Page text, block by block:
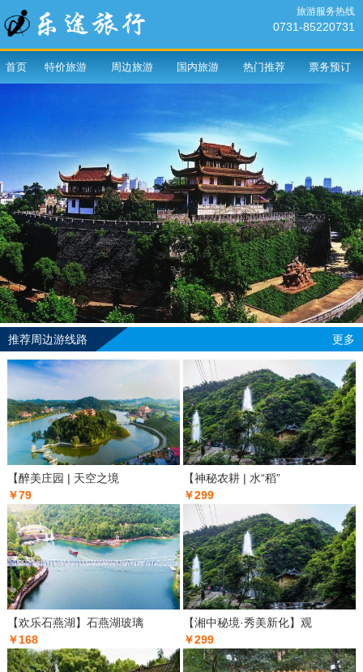
旅游服务热线
0731-85220731
首页 特价旅游 周边旅游 国内旅游 热门推荐 票务预订
推荐周边游线路 更多
【醉美庄园 | 天空之境
￥79
【神秘农耕 | 水“稻”
￥299
【欢乐石燕湖】石燕湖玻璃
￥168
【湘中秘境·秀美新化】观
￥299